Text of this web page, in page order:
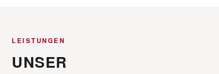
LEISTUNGEN
UNSER